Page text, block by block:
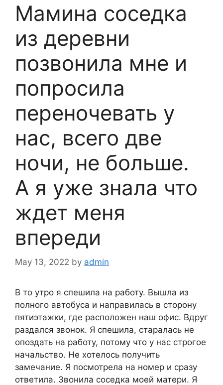
Мамина соседка
из деревни
позвонила мне и
попросила
переночевать у
нас, всего две
ночи, не больше.
А я уже знала что
ждет меня
впереди
May 13, 2022 by admin
В то утро я спешила на работу. Вышла из
полного автобуса и направилась в сторону
пятиэтажки, где расположен наш офис. Вдруг
раздался звонок. Я спешила, старалась не
опоздать на работу, потому что у нас строгое
начальство. Не хотелось получить
замечание. Я посмотрела на номер и сразу
ответила. Звонила соседка моей матери. Я